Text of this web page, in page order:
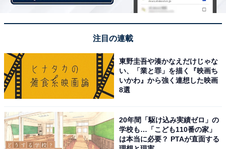
注目の連載
東野圭吾や湊かなえだけじゃな
い、「業と罪」を描く『映画ち
いかわ』から強く連想した映画
8選
20年間「駆け込み実績ゼロ」の
学校も…「こども110番の家」
は本当に必要？ PTAが直面する